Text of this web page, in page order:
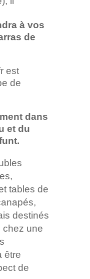
à vos
de
est
de
dans
et du
tables de
destinés
chez une
être
de